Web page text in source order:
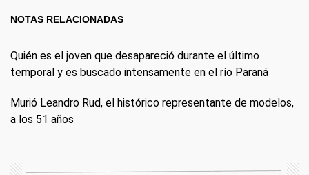
NOTAS RELACIONADAS
Quién es el joven que desapareció durante el último
temporal y es buscado intensamente en el río Paraná
Murió Leandro Rud, el histórico representante de modelos,
a los 51 años